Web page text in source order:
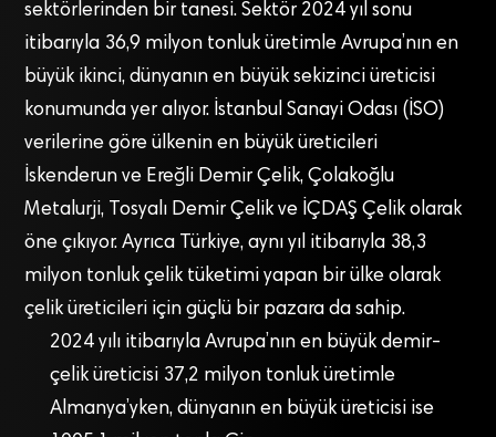
sektörlerinden bir tanesi. Sektör 2024 yıl sonu
itibarıyla 36,9 milyon tonluk üretimle Avrupa’nın en
büyük ikinci, dünyanın en büyük sekizinci üreticisi
konumunda yer alıyor. İstanbul Sanayi Odası (İSO)
verilerine göre ülkenin en büyük üreticileri
İskenderun ve Ereğli Demir Çelik, Çolakoğlu
Metalurji, Tosyalı Demir Çelik ve İÇDAŞ Çelik olarak
öne çıkıyor. Ayrıca Türkiye, aynı yıl itibarıyla 38,3
milyon tonluk çelik tüketimi yapan bir ülke olarak
çelik üreticileri için güçlü bir pazara da sahip.
2024 yılı itibarıyla Avrupa’nın en büyük demir-
çelik üreticisi 37,2 milyon tonluk üretimle
Almanya’yken, dünyanın en büyük üreticisi ise